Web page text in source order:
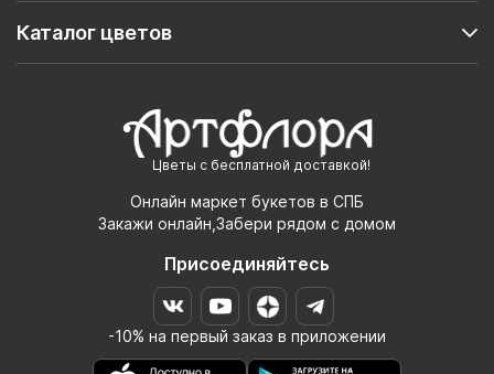
Цветы с бесплатной доставкой!
Онлайн маркет букетов в СПБ
Закажи онлайн,Забери рядом с домом
Присоединяйтесь
-10% на первый заказ в приложении
Каталог цветов